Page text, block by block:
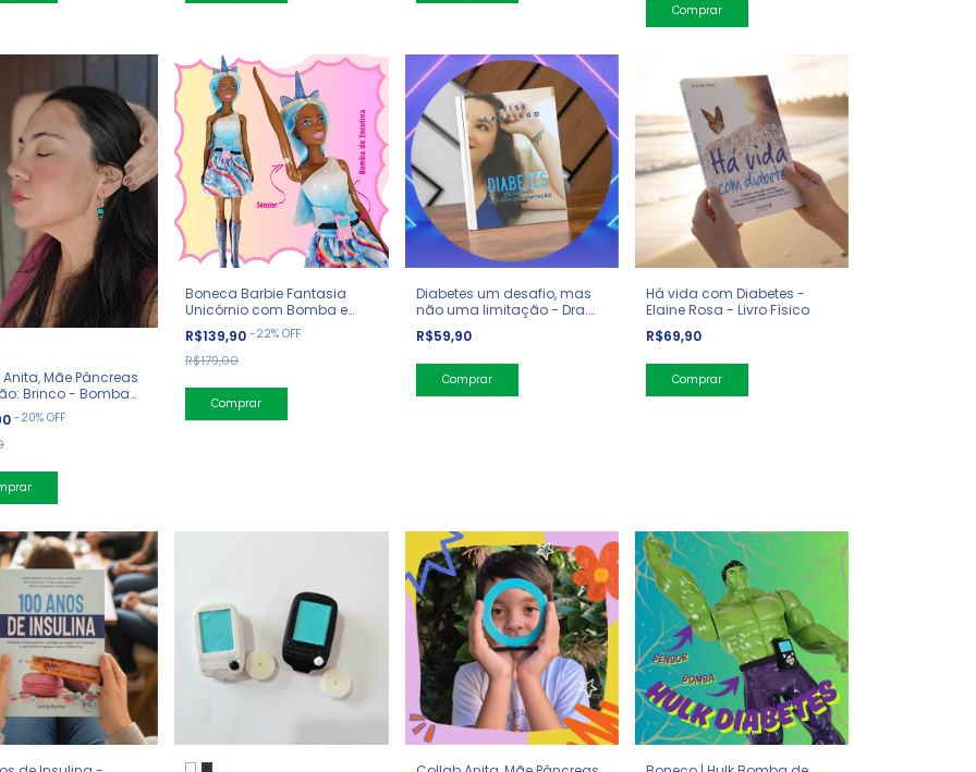
Comprar
Mãe Pâncreas
Brinco - Bomba
-20% OFF
Boneca Barbie Fantasia
Unicórnio com Bomba e
Sensor
R$139,90-22%OFF
R$179,00
Diabetes um desafio, mas
não uma limitação - Dra.
Deise Santiago - Livro Físico
R$59,90
Há vida com Diabetes -
Elaine Rosa - Livro Físico
R$69,90